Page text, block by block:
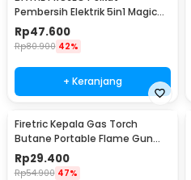
Pembersih Elektrik 5in1 Magic
Brush Rechargeable - WQ8110
Rp47.600
Rp80.900 42%
+ Keranjang
Firetric Kepala Gas Torch
Butane Portable Flame Gun
Adjustable - 807
Rp29.400
Rp54.900 47%